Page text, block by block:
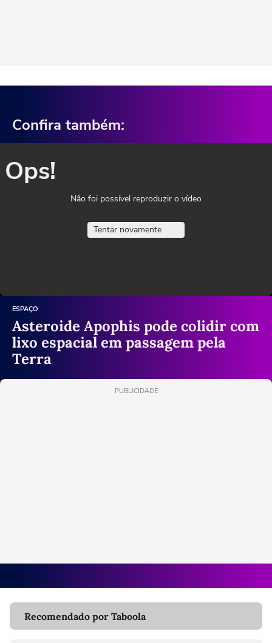
Confira também:
Ops!
Não foi possível reproduzir o vídeo
Tentar novamente
ESPAÇO
Asteroide Apophis pode colidir com
lixo espacial em passagem pela
Terra
PUBLICIDADE
Recomendado por Taboola